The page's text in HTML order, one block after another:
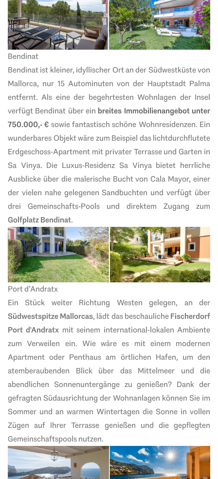
Bendinat
Bendinat ist kleiner, idyllischer Ort an der Südwestküste von
Mallorca, nur 15 Autominuten von der Hauptstadt Palma
entfernt. Als eine der begehrtesten Wohnlagen der Insel
verfügt Bendinat über ein breites Immobilienangebot unter
750.000,- € sowie fantastisch schöne Wohnresidenzen. Ein
wunderbares Objekt wäre zum Beispiel das lichtdurchflutete
Erdgeschoss-Apartment mit privater Terrasse und Garten in
Sa Vinya. Die Luxus-Residenz Sa Vinya bietet herrliche
Ausblicke über die malerische Bucht von Cala Mayor, einer
der vielen nahe gelegenen Sandbuchten und verfügt über
drei Gemeinschafts-Pools und direktem Zugang zum
Golfplatz Bendinat.
Port d’Andratx
Ein Stück weiter Richtung Westen gelegen, an der
Südwestspitze Mallorcas, lädt das beschaulicheFischerdorf
Port d'Andratx mit seinem international-lokalen Ambiente
zum Verweilen ein. Wie wäre es mit einem modernen
Apartment oder Penthaus am örtlichen Hafen, um den
atemberaubenden Blick über das Mittelmeer und die
abendlichen Sonnenuntergänge zu genießen? Dank der
gefragten Südausrichtung der Wohnanlagen können Sie im
Sommer und an warmen Wintertagen die Sonne in vollen
Zügen auf Ihrer Terrasse genießen und die gepflegten
Gemeinschaftspools nutzen.